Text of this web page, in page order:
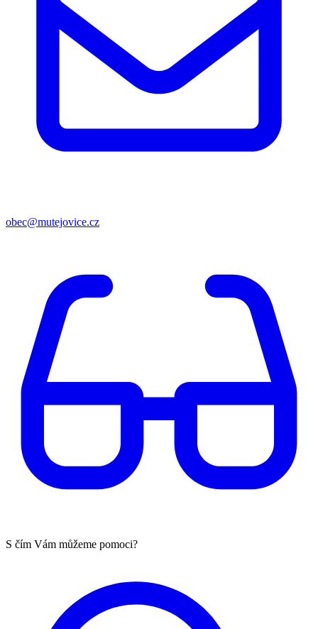
obec@mutejovice.cz
S čím Vám můžeme pomoci?